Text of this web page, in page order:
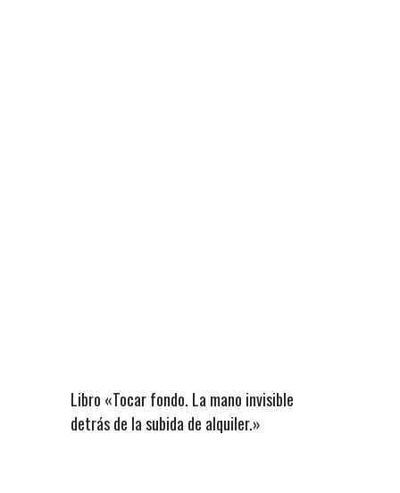
Libro «Tocar fondo. La mano invisible
detrás de la subida de alquiler.»